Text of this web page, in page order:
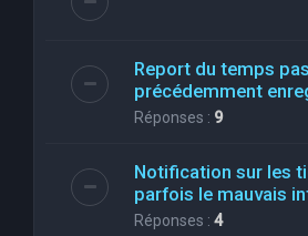
Report du temps
précédemment
Réponses : 9
Notification sur les
parfois le mauvais
Réponses : 4